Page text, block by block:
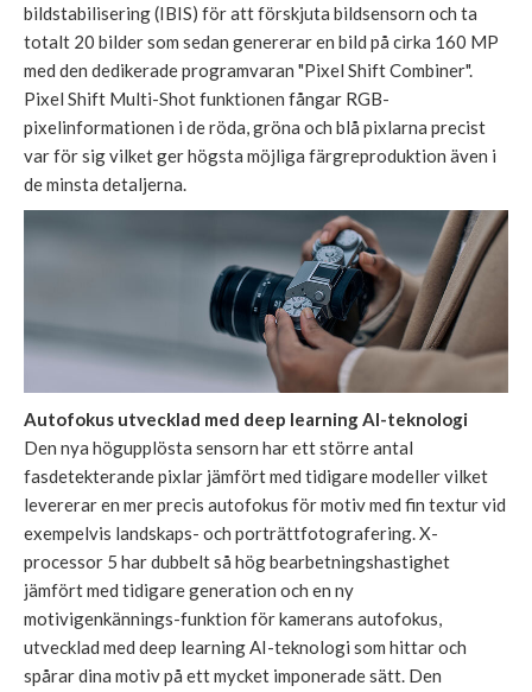
bildstabilisering (IBIS) för att förskjuta bildsensorn och ta
totalt 20 bilder som sedan genererar en bild på cirka 160 MP
med den dedikerade programvaran "Pixel Shift Combiner".
Pixel Shift Multi-Shot funktionen fångar RGB-
pixelinformationen i de röda, gröna och blå pixlarna precist
var för sig vilket ger högsta möjliga färgreproduktion även i
de minsta detaljerna.
Autofokus utvecklad med deep learning AI-teknologi
Den nya högupplösta sensorn har ett större antal
fasdetekterande pixlar jämfört med tidigare modeller vilket
levererar en mer precis autofokus för motiv med fin textur vid
exempelvis landskaps- och porträttfotografering. X-
processor 5 har dubbelt så hög bearbetningshastighet
jämfört med tidigare generation och en ny
motivigenkännings-funktion för kamerans autofokus,
utvecklad med deep learning AI-teknologi som hittar och
spårar dina motiv på ett mycket imponerade sätt. Den